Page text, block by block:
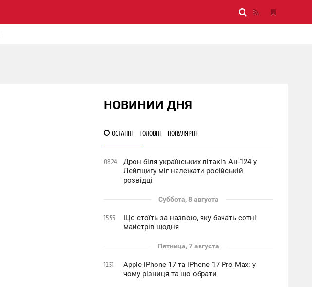
НОВИНИИ ДНЯ
ОСТАННІ ГОЛОВНІ ПОПУЛЯРНІ
08:24
Дрон біля українських літаків Ан-124 у
Лейпцигу міг належати російській
розвідці
Суббота, 8 августа
15:55
Що стоїть за назвою, яку бачать сотні
майстрів щодня
Пятница, 7 августа
12:51
Apple iPhone 17 та iPhone 17 Pro Max: у
чому різниця та що обрати